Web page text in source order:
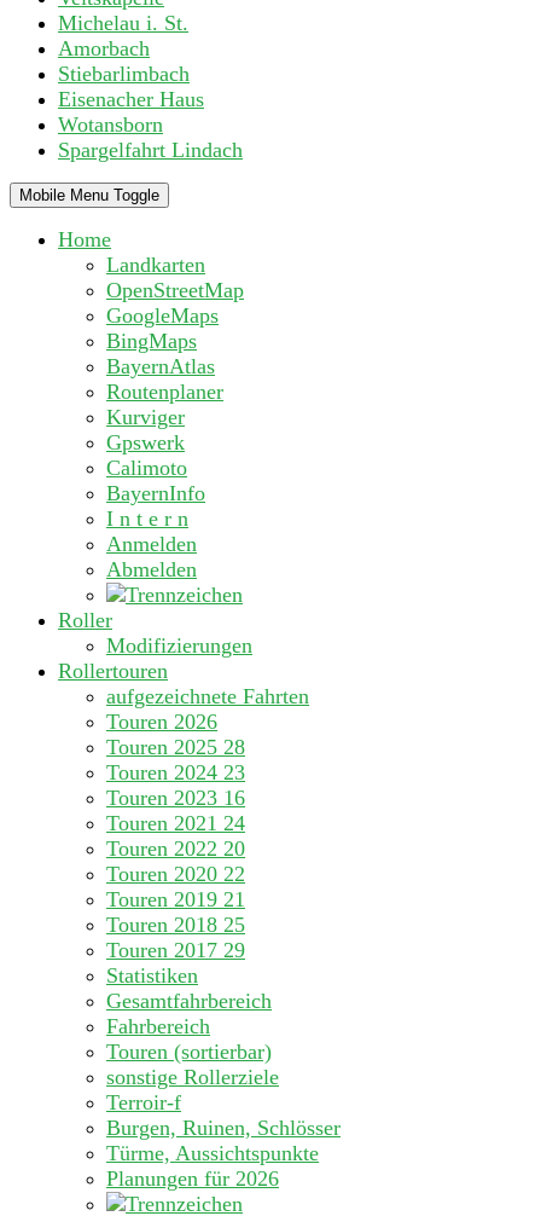
Michelau i. St.
Amorbach
Stiebarlimbach
Eisenacher Haus
Wotansborn
Spargelfahrt Lindach
Mobile Menu Toggle
Home
Landkarten
OpenStreetMap
GoogleMaps
BingMaps
BayernAtlas
Routenplaner
Kurviger
Gpswerk
Calimoto
BayernInfo
I n t e r n
Anmelden
Abmelden
Roller
Modifizierungen
Rollertouren
aufgezeichnete Fahrten
Touren 2026
Touren 2025 28
Touren 2024 23
Touren 2023 16
Touren 2021 24
Touren 2022 20
Touren 2020 22
Touren 2019 21
Touren 2018 25
Touren 2017 29
Statistiken
Gesamtfahrbereich
Fahrbereich
Touren (sortierbar)
sonstige Rollerziele
Terroir-f
Burgen, Ruinen, Schlösser
Türme, Aussichtspunkte
Planungen für 2026